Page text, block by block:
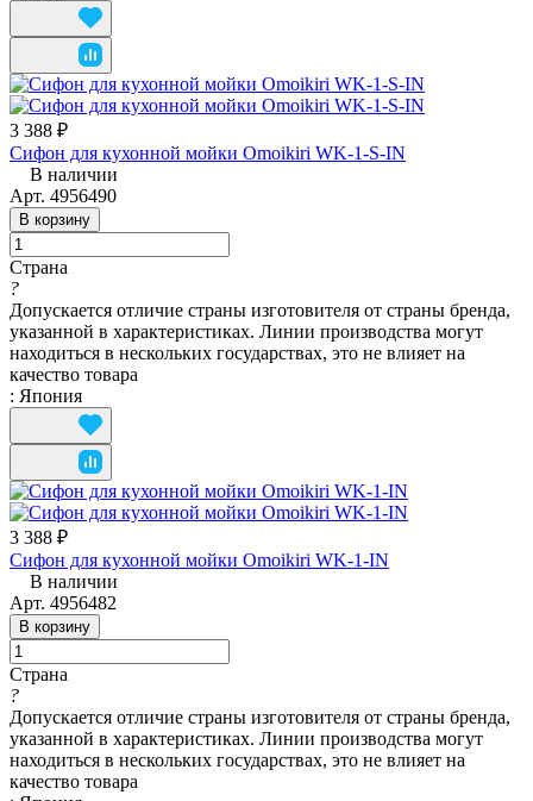
3 388 ₽
Сифон для кухонной мойки Omoikiri WK-1-S-IN
В наличии
Арт. 4956490
В корзину
Страна
?
Допускается отличие страны изготовителя от страны бренда,
указанной в характеристиках. Линии производства могут
находиться в нескольких государствах, это не влияет на
качество товара
: Япония
3 388 ₽
Сифон для кухонной мойки Omoikiri WK-1-IN
В наличии
Арт. 4956482
В корзину
Страна
?
Допускается отличие страны изготовителя от страны бренда,
указанной в характеристиках. Линии производства могут
находиться в нескольких государствах, это не влияет на
качество товара